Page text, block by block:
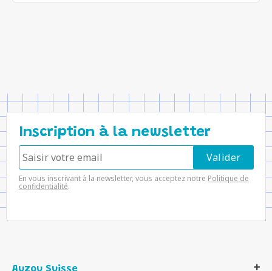
Inscription à la newsletter
En vous inscrivant à la newsletter, vous acceptez notre Politique de
confidentialité.